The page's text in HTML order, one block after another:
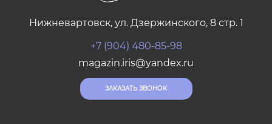
Нижневартовск, ул. Дзержинского, 8 стр. 1
+7 (904) 480-85-98
magazin.iris@yandex.ru
ЗАКАЗАТЬ ЗВОНОК